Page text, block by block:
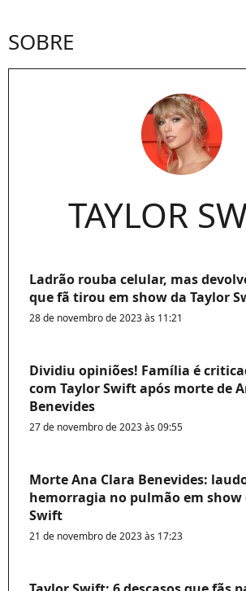
SOBRE
TAYLOR
Ladrão rouba celular, mas
que fã tirou em show da Taylor
28 de novembro de 2023 às 11:21
Dividiu opiniões! Família é
com Taylor Swift após morte de
Benevides
27 de novembro de 2023 às 09:55
Morte Ana Clara Benevides:
hemorragia no pulmão em show
Swift
21 de novembro de 2023 às 17:23